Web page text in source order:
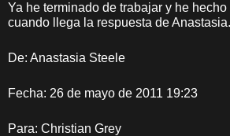
Ya he terminado de trabajar y he
cuando llega la respuesta de Anastasia.
De: Anastasia Steele
Fecha: 26 de mayo de 2011 19:23
Para: Christian Grey